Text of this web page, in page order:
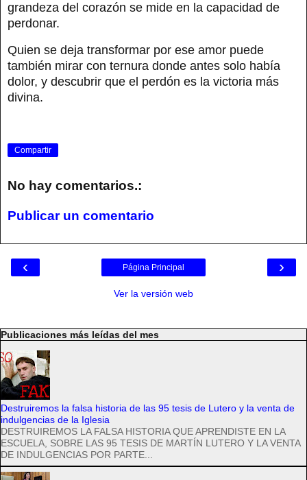
grandeza del corazón se mide en la capacidad de
perdonar.
Quien se deja transformar por ese amor puede
también mirar con ternura donde antes solo había
dolor, y descubrir que el perdón es la victoria más
divina.
Compartir
No hay comentarios.:
Publicar un comentario
‹ ›
Página Principal
Ver la versión web
Publicaciones más leídas del mes
Destruiremos la falsa historia de las 95 tesis de Lutero y la venta de
indulgencias de la Iglesia
DESTRUIREMOS LA FALSA HISTORIA QUE APRENDISTE EN LA
ESCUELA, SOBRE LAS 95 TESIS DE MARTÍN LUTERO Y LA VENTA
DE INDULGENCIAS POR PARTE...